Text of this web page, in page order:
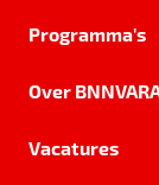
Programma's
Over
Vacatures